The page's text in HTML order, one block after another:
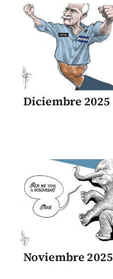
Diciembre 2025
Noviembre 2025